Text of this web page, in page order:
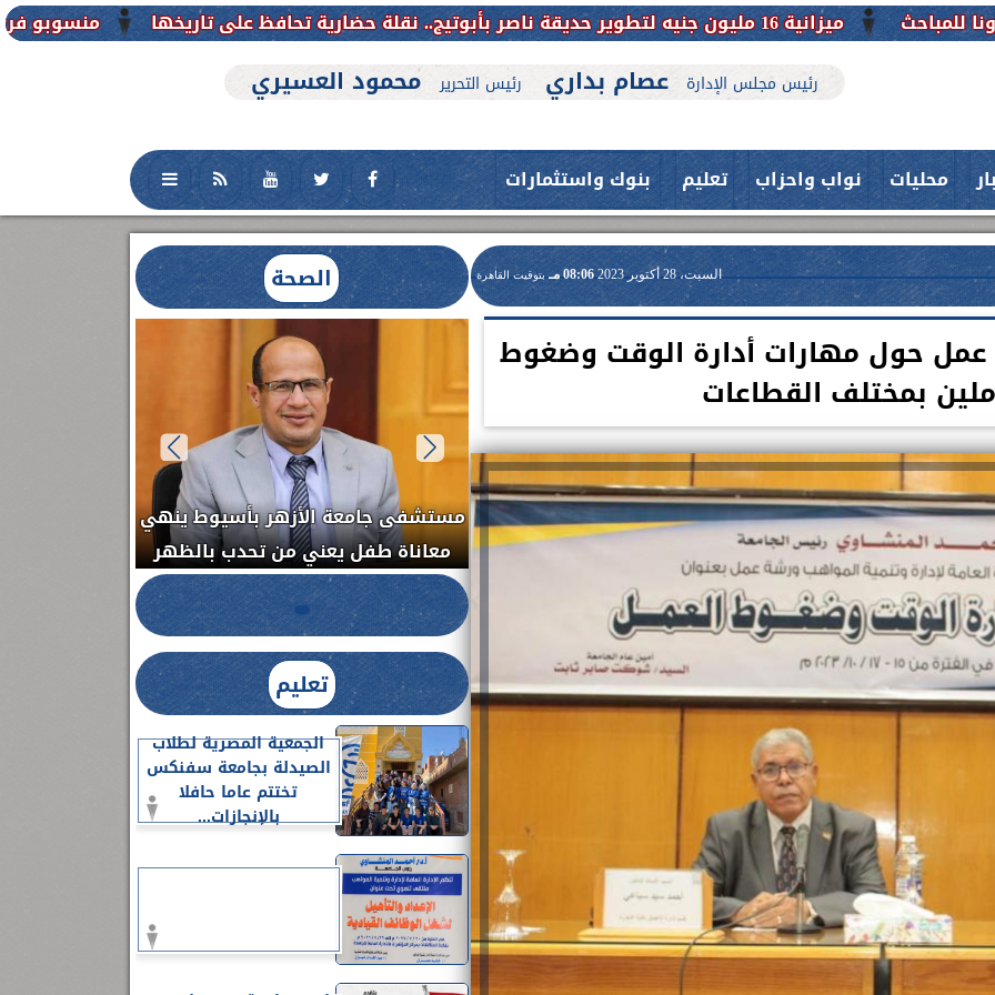
منسوبو فرع جامعة الأزهر بأبوتيج.. نقلة حضارية تحافظ على تاريخها
رئيس مجلس الإدارة عصام بداري رئيس التحرير محمود العسيري
محليات نواب واحزاب تعليم بنوك واستثمارات
السبت، 28 أكتوبر 2023 08:06 مـ بتوقيت القاهرة
حول مهارات أدارة الوقت وضغوط
بمختلف القطاعات
الصحة
العلاج الحر بمنفلوط بالتعاون مع هيئة
الدواء المصرية يشن حملة رقابية مكبرة
لضبط المنشآت الطبية المخالفة.....
حدث بمستشفيات جامعة اسيوط....
فريق طبي بقسم الأنف والأذن
والحنجرة ينجح في استئصال ورم خبيث
من...
اعلن الدكتور طارق على ، القائم بأعمال
رئيس جامعة بني سويف نجاحاً طبياً
جديد بمستشفيات الجامعة...
تعليم
الجمعية المصرية لطلاب
الصيدلة بجامعة سفنكس
تختتم عاما حافلا
بالإنجازات...